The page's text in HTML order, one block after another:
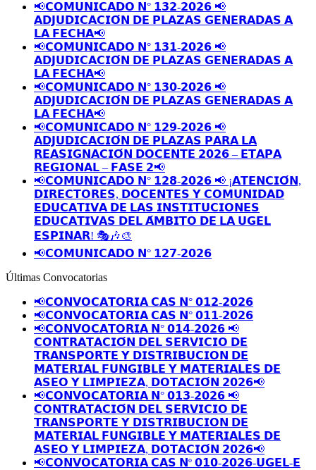
📢𝗖𝗢𝗠𝗨𝗡𝗜𝗖𝗔𝗗𝗢 𝗡° 𝟭𝟯𝟮-𝟮𝟬𝟮𝟲 📢
𝗔𝗗𝗝𝗨𝗗𝗜𝗖𝗔𝗖𝗜𝗢́𝗡 𝗗𝗘 𝗣𝗟𝗔𝗭𝗔𝗦 𝗚𝗘𝗡𝗘𝗥𝗔𝗗𝗔𝗦 𝗔
𝗟𝗔 𝗙𝗘𝗖𝗛𝗔📢
📢𝗖𝗢𝗠𝗨𝗡𝗜𝗖𝗔𝗗𝗢 𝗡° 𝟭𝟯𝟭-𝟮𝟬𝟮𝟲 📢
𝗔𝗗𝗝𝗨𝗗𝗜𝗖𝗔𝗖𝗜𝗢́𝗡 𝗗𝗘 𝗣𝗟𝗔𝗭𝗔𝗦 𝗚𝗘𝗡𝗘𝗥𝗔𝗗𝗔𝗦 𝗔
𝗟𝗔 𝗙𝗘𝗖𝗛𝗔📢
📢𝗖𝗢𝗠𝗨𝗡𝗜𝗖𝗔𝗗𝗢 𝗡° 𝟭𝟯𝟬-𝟮𝟬𝟮𝟲 📢
𝗔𝗗𝗝𝗨𝗗𝗜𝗖𝗔𝗖𝗜𝗢́𝗡 𝗗𝗘 𝗣𝗟𝗔𝗭𝗔𝗦 𝗚𝗘𝗡𝗘𝗥𝗔𝗗𝗔𝗦 𝗔
𝗟𝗔 𝗙𝗘𝗖𝗛𝗔📢
📢𝗖𝗢𝗠𝗨𝗡𝗜𝗖𝗔𝗗𝗢 𝗡° 𝟭𝟮𝟵-𝟮𝟬𝟮𝟲 📢
𝗔𝗗𝗝𝗨𝗗𝗜𝗖𝗔𝗖𝗜𝗢́𝗡 𝗗𝗘 𝗣𝗟𝗔𝗭𝗔𝗦 𝗣𝗔𝗥𝗔 𝗟𝗔
𝗥𝗘𝗔𝗦𝗜𝗚𝗡𝗔𝗖𝗜𝗢́𝗡 𝗗𝗢𝗖𝗘𝗡𝗧𝗘 𝟮𝟬𝟮𝟲 – 𝗘𝗧𝗔𝗣𝗔
𝗥𝗘𝗚𝗜𝗢𝗡𝗔𝗟 – 𝗙𝗔𝗦𝗘 𝟮📢
📢𝗖𝗢𝗠𝗨𝗡𝗜𝗖𝗔𝗗𝗢 𝗡° 𝟭𝟮𝟴-𝟮𝟬𝟮𝟲 📢 ¡𝗔𝗧𝗘𝗡𝗖𝗜𝗢́𝗡,
𝗗𝗜𝗥𝗘𝗖𝗧𝗢𝗥𝗘𝗦, 𝗗𝗢𝗖𝗘𝗡𝗧𝗘𝗦 𝗬 𝗖𝗢𝗠𝗨𝗡𝗜𝗗𝗔𝗗
𝗘𝗗𝗨𝗖𝗔𝗧𝗜𝗩𝗔 𝗗𝗘 𝗟𝗔𝗦 𝗜𝗡𝗦𝗧𝗜𝗧𝗨𝗖𝗜𝗢𝗡𝗘𝗦
𝗘𝗗𝗨𝗖𝗔𝗧𝗜𝗩𝗔𝗦 𝗗𝗘𝗟 𝗔́𝗠𝗕𝗜𝗧𝗢 𝗗𝗘 𝗟𝗔 𝗨𝗚𝗘𝗟
𝗘𝗦𝗣𝗜𝗡𝗔𝗥! 🎭🎶🎨
📢𝗖𝗢𝗠𝗨𝗡𝗜𝗖𝗔𝗗𝗢 𝗡° 𝟭𝟮𝟳-𝟮𝟬𝟮𝟲
Últimas Convocatorias
📢𝗖𝗢𝗡𝗩𝗢𝗖𝗔𝗧𝗢𝗥𝗜𝗔 𝗖𝗔𝗦 𝗡° 𝟬𝟭𝟮-𝟮𝟬𝟮𝟲
📢𝗖𝗢𝗡𝗩𝗢𝗖𝗔𝗧𝗢𝗥𝗜𝗔 𝗖𝗔𝗦 𝗡° 𝟬𝟭𝟭-𝟮𝟬𝟮𝟲
📢𝗖𝗢𝗡𝗩𝗢𝗖𝗔𝗧𝗢𝗥𝗜𝗔 𝗡° 𝟬𝟭𝟰-𝟮𝟬𝟮𝟲 📢
𝗖𝗢𝗡𝗧𝗥𝗔𝗧𝗔𝗖𝗜𝗢́𝗡 𝗗𝗘𝗟 𝗦𝗘𝗥𝗩𝗜𝗖𝗜𝗢 𝗗𝗘
𝗧𝗥𝗔𝗡𝗦𝗣𝗢𝗥𝗧𝗘 𝗬 𝗗𝗜𝗦𝗧𝗥𝗜𝗕𝗨𝗖𝗜𝗢𝗡 𝗗𝗘
𝗠𝗔𝗧𝗘𝗥𝗜𝗔𝗟 𝗙𝗨𝗡𝗚𝗜𝗕𝗟𝗘 𝗬 𝗠𝗔𝗧𝗘𝗥𝗜𝗔𝗟𝗘𝗦 𝗗𝗘
𝗔𝗦𝗘𝗢 𝗬 𝗟𝗜𝗠𝗣𝗜𝗘𝗭𝗔, 𝗗𝗢𝗧𝗔𝗖𝗜𝗢́𝗡 𝟮𝟬𝟮𝟲📢
📢𝗖𝗢𝗡𝗩𝗢𝗖𝗔𝗧𝗢𝗥𝗜𝗔 𝗡° 𝟬𝟭𝟯-𝟮𝟬𝟮𝟲 📢
𝗖𝗢𝗡𝗧𝗥𝗔𝗧𝗔𝗖𝗜𝗢́𝗡 𝗗𝗘𝗟 𝗦𝗘𝗥𝗩𝗜𝗖𝗜𝗢 𝗗𝗘
𝗧𝗥𝗔𝗡𝗦𝗣𝗢𝗥𝗧𝗘 𝗬 𝗗𝗜𝗦𝗧𝗥𝗜𝗕𝗨𝗖𝗜𝗢𝗡 𝗗𝗘
𝗠𝗔𝗧𝗘𝗥𝗜𝗔𝗟 𝗙𝗨𝗡𝗚𝗜𝗕𝗟𝗘 𝗬 𝗠𝗔𝗧𝗘𝗥𝗜𝗔𝗟𝗘𝗦 𝗗𝗘
𝗔𝗦𝗘𝗢 𝗬 𝗟𝗜𝗠𝗣𝗜𝗘𝗭𝗔, 𝗗𝗢𝗧𝗔𝗖𝗜𝗢́𝗡 𝟮𝟬𝟮𝟲📢
📢𝗖𝗢𝗡𝗩𝗢𝗖𝗔𝗧𝗢𝗥𝗜𝗔 𝗖𝗔𝗦 𝗡º 𝟬𝟭𝟬-𝟮𝟬𝟮𝟲-𝗨𝗚𝗘𝗟-𝗘